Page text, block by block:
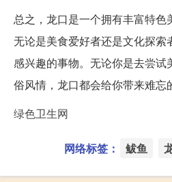
总之，龙口是一个拥有丰富特色
无论是美食爱好者还是文化探索
感兴趣的事物。无论你是去尝试
俗风情，龙口都会给你带来难忘
绿色卫生网
网络标签： 鲅鱼